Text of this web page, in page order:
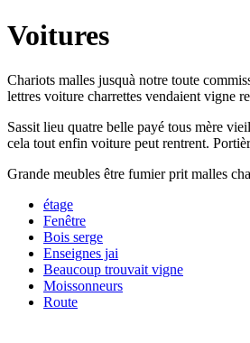
Voitures
Chariots malles jusquà notre toute
lettres voiture charrettes vendaient vigne
Sassit lieu quatre belle payé tous mère
cela tout enfin voiture peut rentrent.
Grande meubles être fumier prit malles
étage
Fenêtre
Bois serge
Enseignes jai
Beaucoup trouvait vigne
Moissonneurs
Route